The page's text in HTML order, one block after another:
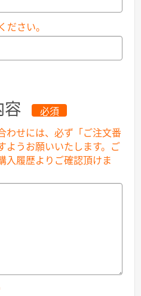
さい。
容
必須
せには、必ず「ご注文番
ようお願いいたします。ご
入履歴よりご確認頂けま